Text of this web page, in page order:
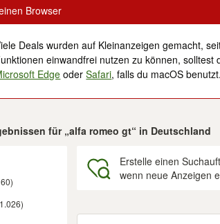
Browser
Deals wurden auf Kleinanzeigen gemacht,
einwandfrei nutzen zu können,
Edge oderSafari, falls du macOS benutzt.
für „alfa romeo gt“ in Deutschland
Erstelle einen
wenn neue Anzeigen